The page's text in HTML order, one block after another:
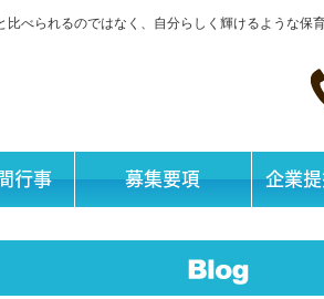
べられるのではなく、自分らしく輝けるような保育
行事 募集要項 企業